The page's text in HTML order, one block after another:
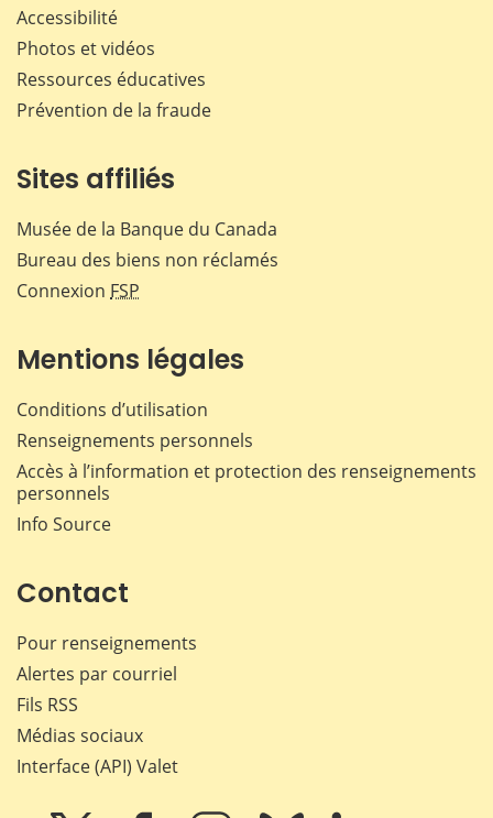
Accessibilité
Photos et vidéos
Ressources éducatives
Prévention de la fraude
Sites affiliés
Musée de la Banque du Canada
Bureau des biens non réclamés
Connexion FSP
Mentions légales
Conditions d’utilisation
Renseignements personnels
Accès à l’information et protection des renseignements
personnels
Info Source
Contact
Pour renseignements
Alertes par courriel
Fils RSS
Médias sociaux
Interface (API) Valet